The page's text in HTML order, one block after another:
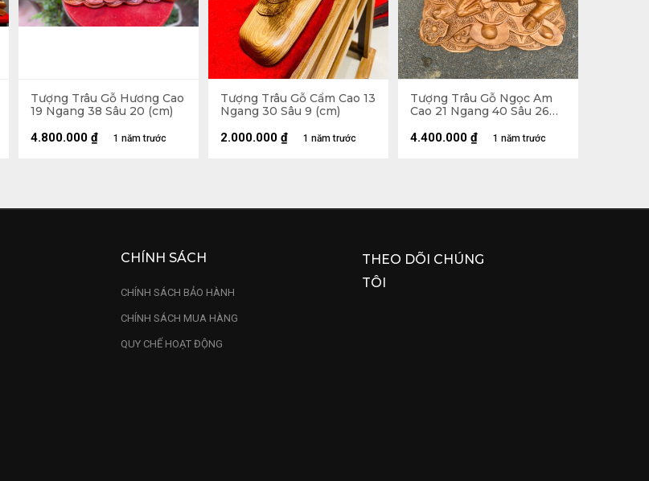
Tượng Trâu Gỗ Hương Cao
19 Ngang 38 Sâu 20 (cm)
1 năm trước
4.800.000 ₫
Tượng Trâu Gỗ Cẩm Cao 13
Ngang 30 Sâu 9 (cm)
1 năm trước
2.000.000 ₫
Tượng Trâu Gỗ Ngọc Am
Cao 21 Ngang 40 Sâu 26
1 năm trước
4.400.000 ₫
CHÍNH SÁCH
CHÍNH SÁCH BẢO HÀNH
CHÍNH SÁCH MUA HÀNG
QUY CHẾ HOẠT ĐỘNG
THEO DÕI CHÚNG
TÔI